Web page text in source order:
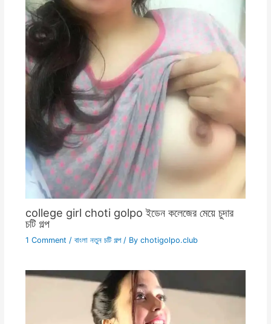
college girl choti golpo ইডেন কলেজের মেয়ে চুদার
চটি গল্প
1 Comment / বাংলা নতুন চটি গল্প/ By chotigolpo.club